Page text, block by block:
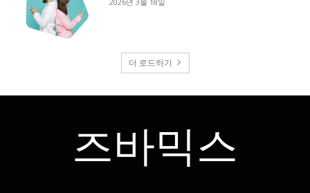
더 로드하기
즈바믹스